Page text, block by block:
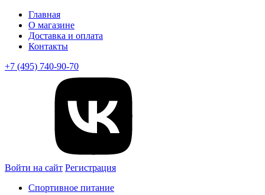
Главная
О магазине
Доставка и оплата
Контакты
+7 (495) 740-90-70
Войти на сайт Регистрация
Спортивное питание